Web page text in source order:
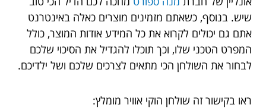
שיש. בנוסף, כשאתם מזמינים מוצרים כאלה באינטרנט
אתם גם יכולים לקרוא את כל המידע אודות המוצר, כולל
המפרט הטכני שלו, וכך תוכלו להגדיל את הסיכוי שלכם
לבחור את השולחן הכי מתאים לצרכים שלכם ושל ילדיכם.
ראו בקישור זה שולחן הוקי אוויר מומלץ: